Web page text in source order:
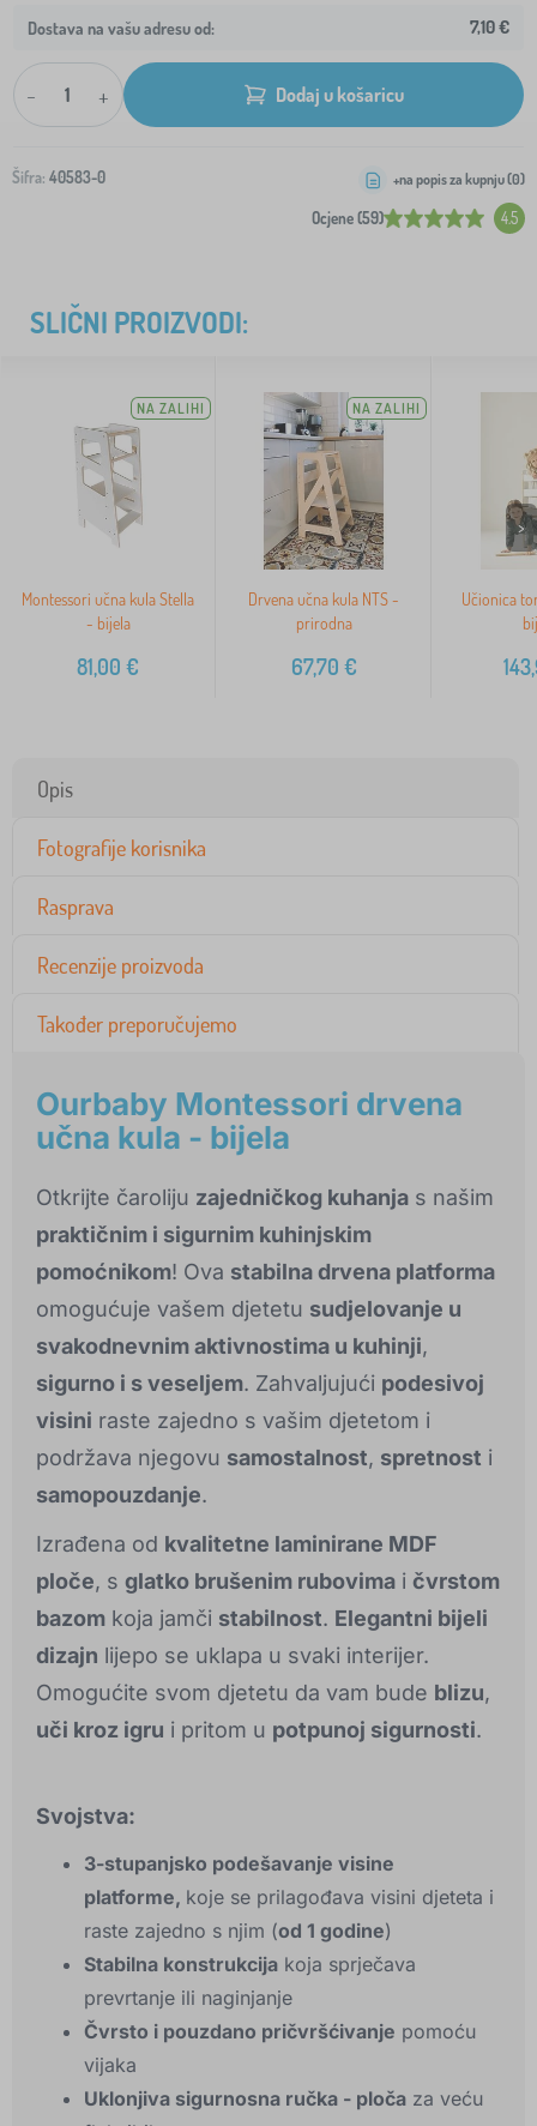
Dostava na vašu adresu od: 7,10 €
- + Dodaj u košaricu
Šifra: 40583-0
Ocjene (59) 4.5
+na popis za kupnju (0)
SLIČNI PROIZVODI:
NA ZALIHI
Montessori učna kula Stella
- bijela
81,00 €
NA ZALIHI
Drvena učna kula NTS -
prirodna
67,70 €
Učionica
>
Opis
Fotografije korisnika
Rasprava
Recenzije proizvoda
Također preporučujemo
Ourbaby Montessori drvena
učna kula - bijela
Otkrijte čaroliju zajedničkog kuhanja s našim
praktičnim i sigurnim kuhinjskim
pomoćnikom! Ova stabilna drvena platforma
omogućuje vašem djetetu sudjelovanje u
svakodnevnim aktivnostima u kuhinji,
sigurno i s veseljem. Zahvaljujući podesivoj
visini raste zajedno s vašim djetetom i
podržava njegovu samostalnost, spretnost i
samopouzdanje.
Izrađena od kvalitetne laminirane MDF
ploče, s glatko brušenim rubovima i čvrstom
bazom koja jamči stabilnost. Elegantni bijeli
dizajn lijepo se uklapa u svaki interijer.
Omogućite svom djetetu da vam bude blizu,
uči kroz igru i pritom u potpunoj sigurnosti.
Svojstva:
3-stupanjsko podešavanje visine
platforme, koje se prilagođava visini djeteta i
raste zajedno s njim (od 1 godine)
Stabilna konstrukcija koja sprječava
prevrtanje ili naginjanje
Čvrsto i pouzdano pričvršćivanje pomoću
vijaka
Uklonjiva sigurnosna ručka - ploča za veću